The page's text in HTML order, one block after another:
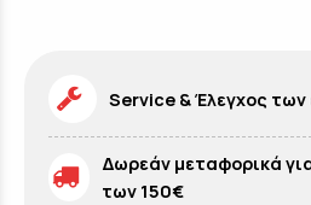
Service & Έλεγχος
Δωρεάν μεταφορικά
των 150€